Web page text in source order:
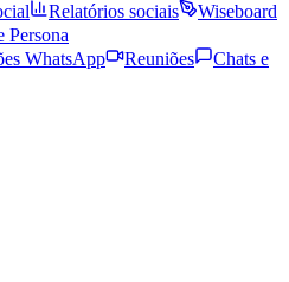
Relatórios sociais
Wiseboard
Persona
WhatsApp Reuniões
Chats e